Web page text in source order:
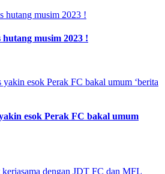
musim 2023 !
esok Perak FC bakal umum